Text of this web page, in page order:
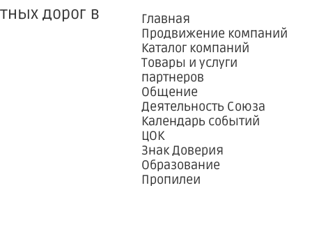
Главная
Продвижение компаний
Каталог компаний
Товары и услуги
партнеров
Общение
Деятельность Союза
Календарь событий
ЦОК
Знак Доверия
Образование
Пропилеи
дорог в